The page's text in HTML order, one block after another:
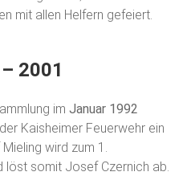
mit allen Helfern gefeiert.
2001
im Januar 1992
Kaisheimer Feuerwehr ein
wird zum 1.
löst somit Josef Czernich ab.